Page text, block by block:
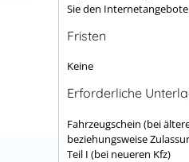
Sie den
Fristen
Keine
Erforderliche
Fahrzeugschein (bei
beziehungsweise
Teil I (bei neueren Kfz)